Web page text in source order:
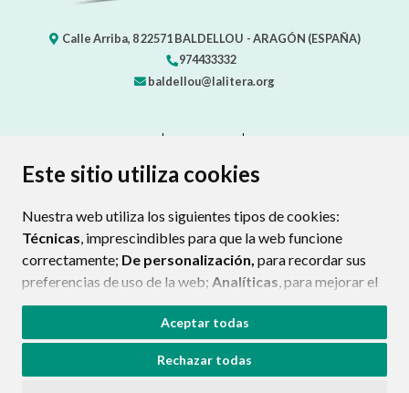
Este sitio utiliza cookies
Nuestra web utiliza los siguientes tipos de cookies:
Técnicas, imprescindibles para que la web funcione
correctamente; De personalización, para recordar sus
preferencias de uso de la web; Analíticas, para mejorar el
funcionamiento de la web y sus servicios.
Si acepta pulsando el botón“Aceptar todas”
consideramos que acepta su uso. Si pulsa el botón
Aceptar todas
Rechazar todas
Calle Arriba, 822571 BALDELLOU - ARAGÓN (ESPAÑA)
974433332
baldellou@lalitera.org
PROTECCIÓN DE DATOS
POLÍTICA DE COOKIES